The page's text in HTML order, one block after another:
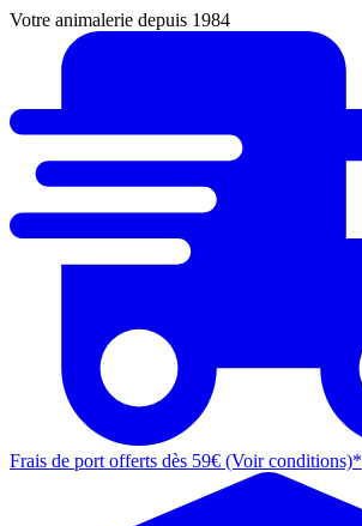
Votre animalerie depuis 1984
Frais de port offerts dès 59€ (Voir conditions)*